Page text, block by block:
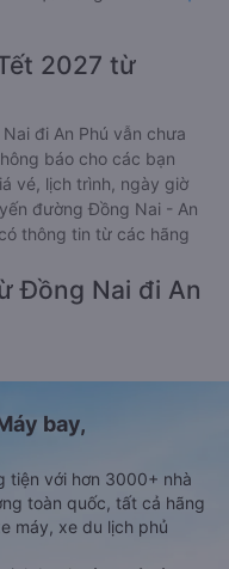
họa bằng hình ảnh
2027 từ
đi An Phú vẫn chưa
báo cho các bạn
vé, lịch trình, ngày giờ
đường Đồng Nai - An
thông tin từ các hãng
Đồng Nai đi An
bay,
với hơn 3000+ nhà